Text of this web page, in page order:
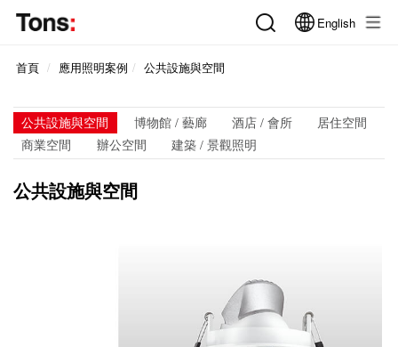
English
首頁 應用照明案例 公共設施與空間
公共設施與空間 博物館 / 藝廊 酒店 / 會所
居住空間
商業空間
辦公空間 建築 / 景觀照明
公共設施與空間